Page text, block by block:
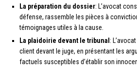
La préparation du dossier: L’avocat
défense, rassemble les pièces à
témoignages utiles à la cause.
La plaidoirie devant le tribunal :
client devant le juge, en présentant les
factuels susceptibles d’établir son